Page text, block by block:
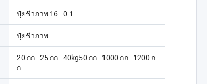
ปุ๋ยชีวภาพ 16 - 0-1
ปุ๋ยชีวภาพ
20 กก . 25 กก . 40kg50 กก . 1000 กก . 1200 ก
ก